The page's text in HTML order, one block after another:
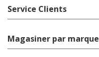
Service Clients
Magasiner par marque